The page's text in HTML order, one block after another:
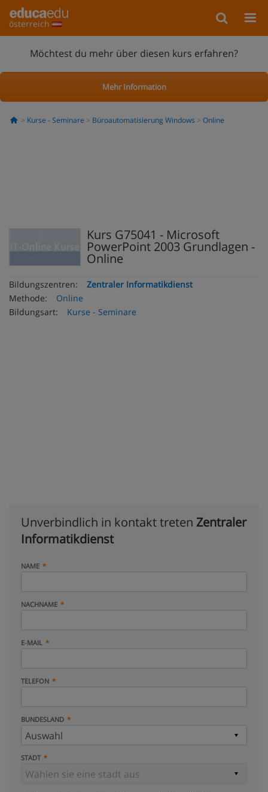
österreich
Möchtest du mehr über diesen kurs erfahren?
Mehr Information
Kurse - Seminare Büroautomatisierung Windows Online
Kurs G75041 - Microsoft
PowerPoint 2003 Grundlagen -
Online
Bildungszentren:
Zentraler Informatikdienst
Methode:
Online
Bildungsart:
Kurse - Seminare
Unverbindlich in kontakt treten Zentraler
Informatikdienst
NAME
NACHNAME
E-MAIL
TELEFON
BUNDESLAND
STADT